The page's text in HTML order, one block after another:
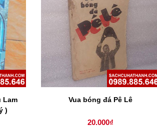
Lam
)
Vua bóng đá Pê Lê
20.000₫